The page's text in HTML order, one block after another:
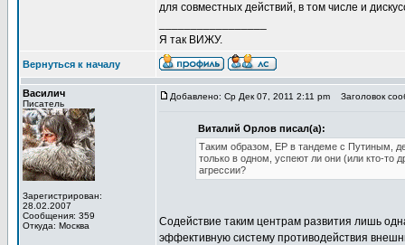
для совместных действий, в том числе и
Я так ВИЖУ.
Вернуться к началу
Василич
Писатель
Зарегистрирован:
28.02.2007
Сообщения: 359
Откуда: Москва
Добавлено: Ср Дек 07, 2011 2:11 pm Заголовок
Виталий Орлов писал(а):
Таким образом, ЕР в тандеме с Путиным,
только в одном, успеют ли они (или кто-то
агрессии?
Содействие таким центрам развития лишь
эффективную систему противодействия